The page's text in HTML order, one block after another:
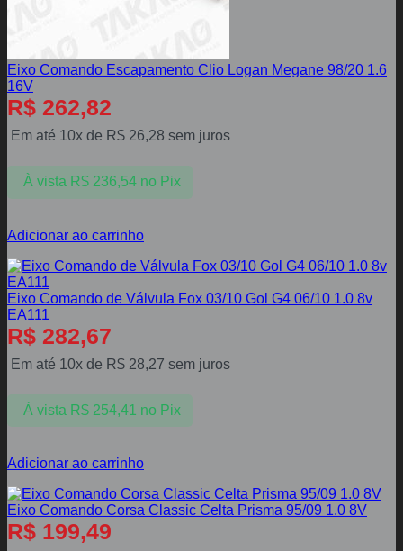
Eixo Comando Escapamento Clio Logan Megane 98/20 1.6
16V
R$ 262,82
Em até 10x de R$ 26,28 sem juros
À vista R$236,54 no Pix
Adicionar ao carrinho
Eixo Comando de Válvula Fox 03/10 Gol G4 06/10 1.0 8v
EA111
R$ 282,67
Em até 10x de R$ 28,27 sem juros
À vista R$254,41 no Pix
Adicionar ao carrinho
Eixo Comando Corsa Classic Celta Prisma 95/09 1.0 8V
R$ 199,49